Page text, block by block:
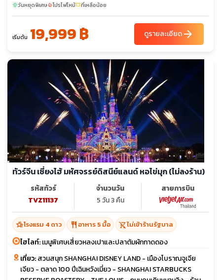
sunnyวันหยุดพิเศษlocal_fire_departmentโปรไฟไหม้confirmation_numberที่เหลือน้อย
เริ่มต้น 19,999 ฿ ดูรายละเอียดarrow_forward
ทัวร์จีน เซี่ยงไฮ้ มหัศจรรย์ดิสนีย์แลนด์ หอไข่มุก (ไม่ลงร้าน)
รหัสทัวร์
TVZ11137
จำนวนวัน
5 วัน 3 คืน
สายการบิน
hotel_classโรงแรม 4 ดาว restaurant อาหาร 5 มื้อ shopping_cart_offไม่เข้าร้านรัฐบาล
ไฮไลท์:เมนูพิเศษเสี่ยวหลงเปาและปลาต้มผักกาดดอง
เที่ยว:สวนสนุก SHANGHAI DISNEY LAND - เมืองโบราณจูเจีย
เจียว - ตลาด 100 ปีเฉินหวังเมี่ยว - SHANGHAI STARBUCKS